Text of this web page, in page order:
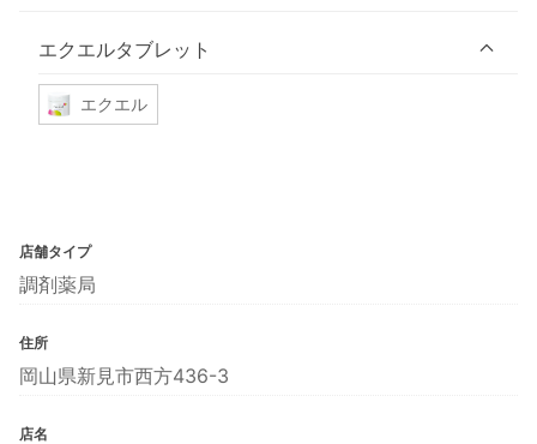
エクエルタブレット
エクエル
店舗タイプ
調剤薬局
住所
岡山県新見市西方436-3
店名